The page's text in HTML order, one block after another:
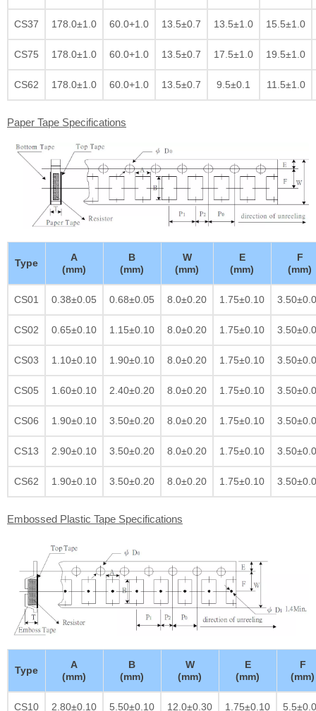
CS37 178.0±1.0 60.0+1.0 13.5±0.7 13.5±1.0 15.5±1.0
CS75 178.0±1.0 60.0+1.0 13.5±0.7 17.5±1.0 19.5±1.0
CS62 178.0±1.0 60.0+1.0 13.5±0.7 9.5±0.1 11.5±1.0
Paper Tape Specifications
Type
A
(mm)
B
(mm)
W
(mm)
E
(mm)
F
(mm)
CS01 0.38±0.05 0.68±0.05 8.0±0.20 1.75±0.10
CS02 0.65±0.10 1.15±0.10 8.0±0.20 1.75±0.10
CS03 1.10±0.10 1.90±0.10 8.0±0.20 1.75±0.10
CS05 1.60±0.10 2.40±0.20 8.0±0.20 1.75±0.10
CS06 1.90±0.10 3.50±0.20 8.0±0.20 1.75±0.10
CS13 2.90±0.10 3.50±0.20 8.0±0.20 1.75±0.10
CS62 1.90±0.10 3.50±0.20 8.0±0.20 1.75±0.10
Embossed Plastic Tape Specifications
Type
A
(mm)
B
(mm)
W
(mm)
E
(mm)
F
(mm)
CS10 2.80±0.10 5.50±0.10 12.0±0.30 1.75±0.10